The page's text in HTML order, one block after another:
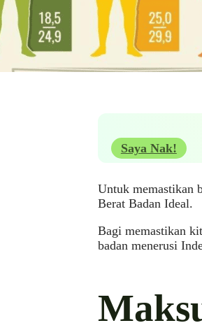
Saya Nak!
Untuk memastikan
Berat Badan Ideal.
Bagi memastikan
badan menerusi